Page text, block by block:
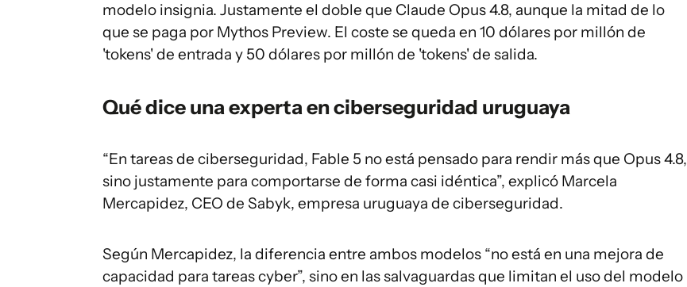
modelo insignia. Justamente el doble que Claude Opus 4.8, aunque la mitad de lo
que se paga por Mythos Preview. El coste se queda en 10 dólares por millón de
'tokens' de entrada y 50 dólares por millón de 'tokens' de salida.
Qué dice una experta en ciberseguridad uruguaya
“En tareas de ciberseguridad, Fable 5 no está pensado para rendir más que Opus 4.8,
sino justamente para comportarse de forma casi idéntica”, explicó Marcela
Mercapidez, CEO de Sabyk, empresa uruguaya de ciberseguridad.
Según Mercapidez, la diferencia entre ambos modelos “no está en una mejora de
capacidad para tareas cyber”, sino en las salvaguardas que limitan el uso del modelo